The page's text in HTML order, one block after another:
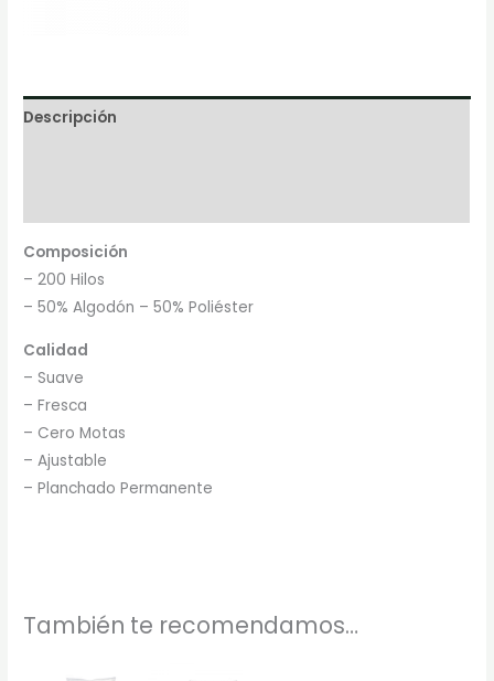
Descripción
Composición
– 200 Hilos
– 50% Algodón – 50% Poliéster
Calidad
– Suave
– Fresca
– Cero Motas
– Ajustable
– Planchado Permanente
También te recomendamos…